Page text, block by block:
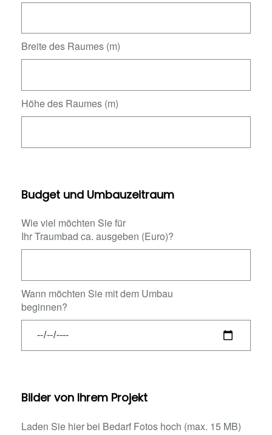
Breite des Raumes (m)
Höhe des Raumes (m)
Budget und Umbauzeitraum
Wie viel möchten Sie für
Ihr Traumbad ca. ausgeben (Euro)?
Wann möchten Sie mit dem Umbau
beginnen?
Bilder von Ihrem Projekt
Laden Sie hier bei Bedarf Fotos hoch (max. 15 MB)